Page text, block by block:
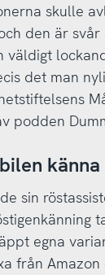
skulle
den är
väldigt
det man
podden
sin
egna
från